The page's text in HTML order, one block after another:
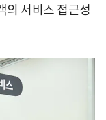
의 서비스 접근성